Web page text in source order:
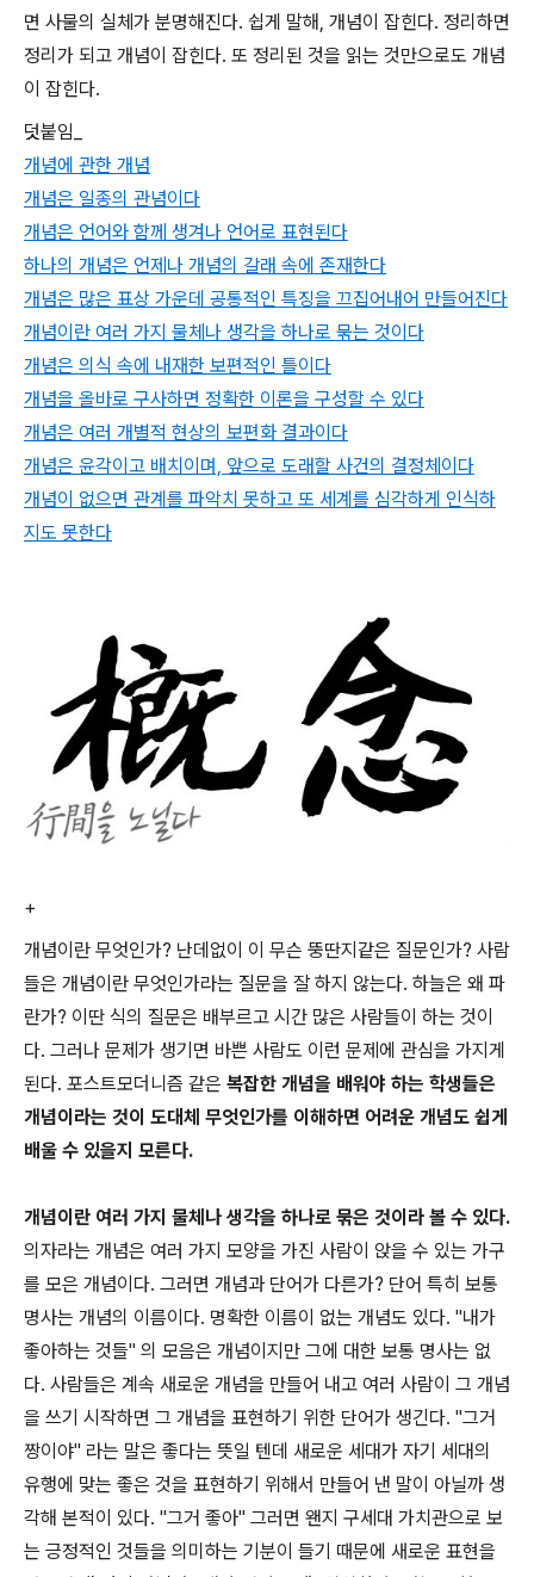
면 사물의 실체가 분명해진다. 쉽게 말해, 개념이 잡힌다. 정리하면
정리가 되고 개념이 잡힌다. 또 정리된 것을 읽는 것만으로도 개념
이 잡힌다.
덧붙임_
개념에 관한 개념
개념은 일종의 관념이다
개념은 언어와 함께 생겨나 언어로 표현된다
하나의 개념은 언제나 개념의 갈래 속에 존재한다
개념은 많은 표상 가운데 공통적인 특징을 끄집어내어 만들어진다
개념이란 여러 가지 물체나 생각을 하나로 묶는 것이다
개념은 의식 속에 내재한 보편적인 틀이다
개념을 올바로 구사하면 정확한 이론을 구성할 수 있다
개념은 여러 개별적 현상의 보편화 결과이다
개념은 윤각이고 배치이며, 앞으로 도래할 사건의 결정체이다
개념이 없으면 관계를 파악치 못하고 또 세계를 심각하게 인식하
지도 못한다
+
개념이란 무엇인가? 난데없이 이 무슨 뚱딴지같은 질문인가? 사람
들은 개념이란 무엇인가라는 질문을 잘 하지 않는다. 하늘은 왜 파
란가? 이딴 식의 질문은 배부르고 시간 많은 사람들이 하는 것이
다. 그러나 문제가 생기면 바쁜 사람도 이런 문제에 관심을 가지게
된다. 포스트모더니즘 같은 복잡한 개념을 배워야 하는 학생들은
개념이라는 것이 도대체 무엇인가를 이해하면 어려운 개념도 쉽게
배울 수 있을지 모른다.
개념이란 여러 가지 물체나 생각을 하나로 묶은 것이라 볼 수 있다.
의자라는 개념은 여러 가지 모양을 가진 사람이 앉을 수 있는 가구
를 모은 개념이다. 그러면 개념과 단어가 다른가? 단어 특히 보통
명사는 개념의 이름이다. 명확한 이름이 없는 개념도 있다. "내가
좋아하는 것들" 의 모음은 개념이지만 그에 대한 보통 명사는 없
다. 사람들은 계속 새로운 개념을 만들어 내고 여러 사람이 그 개념
을 쓰기 시작하면 그 개념을 표현하기 위한 단어가 생긴다. "그거
짱이야" 라는 말은 좋다는 뜻일 텐데 새로운 세대가 자기 세대의
유행에 맞는 좋은 것을 표현하기 위해서 만들어 낸 말이 아닐까 생
각해 본적이 있다. "그거 좋아" 그러면 왠지 구세대 가치관으로 보
는 긍정적인 것들을 의미하는 기분이 들기 때문에 새로운 표현을